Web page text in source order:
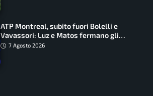
ATP Montreal, subito fuori Bolelli e
Vavassori: Luz e Matos fermano gli
azzurri
7 Agosto 2026